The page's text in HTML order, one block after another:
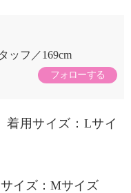
ッフ
169cm
フォローする
用サイズ：Lサイ
イズ：Mサイズ